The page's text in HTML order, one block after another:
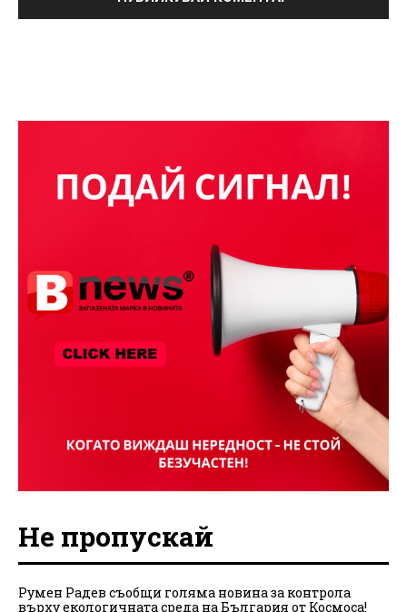
Не пропускай
Румен Радев съобщи голяма новина за контрола
върху екологичната среда на България от Космоса!